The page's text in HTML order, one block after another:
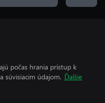
počas hrania prístup k
súvisiacim údajom. Ďalšie